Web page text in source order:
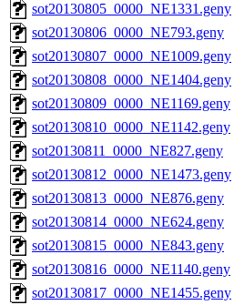
sot20130805_0000_NE1331.geny
sot20130806_0000_NE793.geny
sot20130807_0000_NE1009.geny
sot20130808_0000_NE1404.geny
sot20130809_0000_NE1169.geny
sot20130810_0000_NE1142.geny
sot20130811_0000_NE827.geny
sot20130812_0000_NE1473.geny
sot20130813_0000_NE876.geny
sot20130814_0000_NE624.geny
sot20130815_0000_NE843.geny
sot20130816_0000_NE1140.geny
sot20130817_0000_NE1455.geny